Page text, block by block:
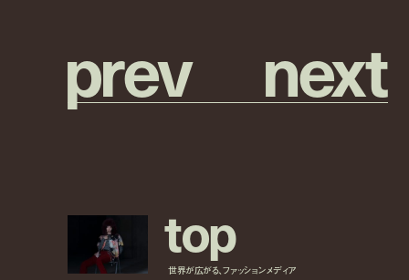
prev next
top
世界が広がる、ファッションメディア